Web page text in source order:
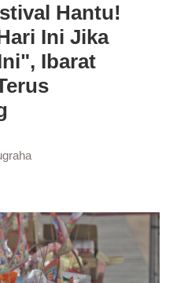
Hantu!
Ini Jika
Ibarat